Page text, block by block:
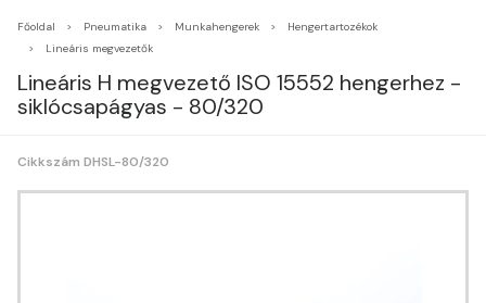
Főoldal Pneumatika Munkahengerek
Hengertartozékok
Lineáris megvezetők
Lineáris H megvezető ISO 15552 hengerhez -
siklócsapágyas - 80/320
Cikkszám DHSL-80/320